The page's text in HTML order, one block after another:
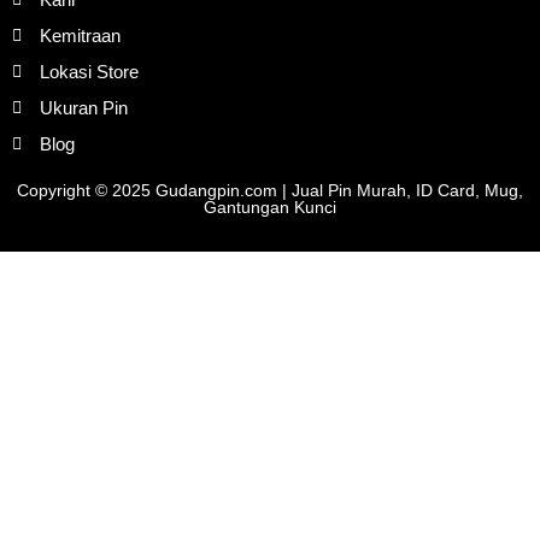
Kemitraan
Lokasi Store
Ukuran Pin
Blog
Copyright © 2025 Gudangpin.com | Jual Pin Murah, ID Card, Mug,
Gantungan Kunci